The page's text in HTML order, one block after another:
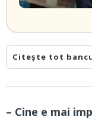
Citește tot
– Cine e mai